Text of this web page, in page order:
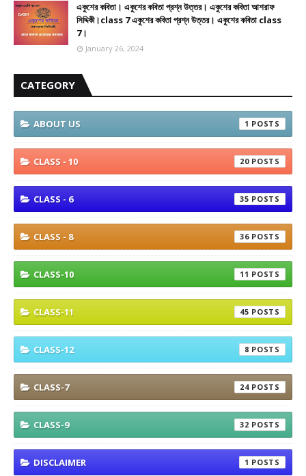
একুশের কবিতা। একুশের কবিতা প্রশ্ন উত্তর। একুশের কবিতা আশরাফ
সিদ্দিকী।class 7 একুশের কবিতা প্রশ্ন উত্তর। একুশের কবিতা class
7।
January 26, 2024
CATEGORY
ABOUT US 1
CLASS - 10 20
CLASS - 6 35
CLASS - 8 36
CLASS-10 11
CLASS-11 45
CLASS-12 8
CLASS-7 24
CLASS-9 32
DISCLAIMER 1